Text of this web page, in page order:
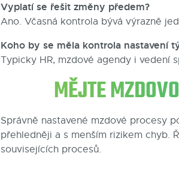
Vyplatí se řešit změny předem?
Ano. Včasná kontrola bývá výrazně
Koho by se měla kontrola nastavení
Typicky HR, mzdové agendy i vedení
MĚJTE
Správně nastavené mzdové procesy
přehledněji a s menším rizikem chyb.
souvisejících procesů.